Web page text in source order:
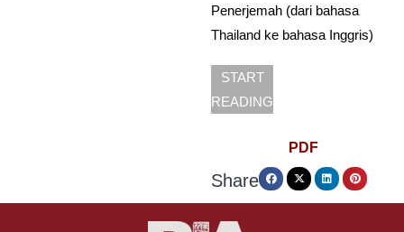
Penerjemah (dari bahasa
Thailand ke bahasa Inggris)
START
READING
PDF
Share